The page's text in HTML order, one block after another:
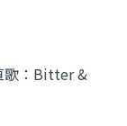
歌： Bitter &